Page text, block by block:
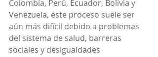
Colombia, Perú, Ecuador, Bolivia y
Venezuela, este proceso suele ser
aún más difícil debido a problemas
del sistema de salud, barreras
sociales y desigualdades